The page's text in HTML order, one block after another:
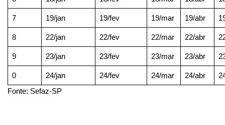
7 19/jan 19/fev 19/mar 19/abr
8 22/jan 22/fev 22/mar 22/abr
9 23/jan 23/fev 23/mar 23/abr
0 24/jan 24/fev 24/mar 24/abr
Fonte: Sefaz-SP